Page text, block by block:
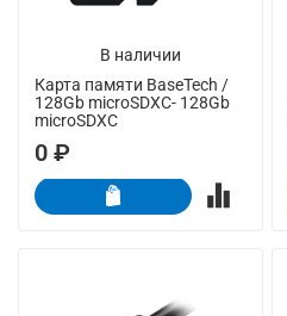
В наличии
Карта памяти BaseTech /
128Gb microSDXC- 128Gb
microSDXC
0 ₽